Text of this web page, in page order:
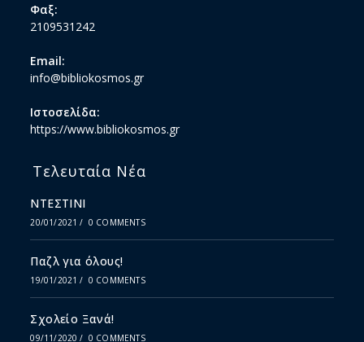
Φαξ:
2109531242
Email:
info@bibliokosmos.gr
Ιστοσελίδα:
https://www.bibliokosmos.gr
Τελευταία Νέα
ΝΤΕΣΤΙΝΙ
20/01/2021 / 0 COMMENTS
Παζλ για όλους!
19/01/2021 / 0 COMMENTS
Σχολείο Ξανά!
09/11/2020 / 0 COMMENTS